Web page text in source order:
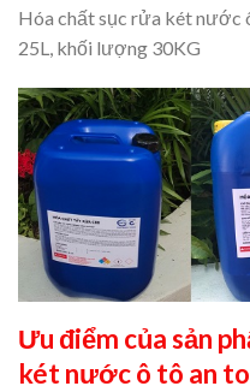
Hóa chất sục rửa két nước
25L, khối lượng 30KG
Ưu điểm của sản
két nước ô tô an